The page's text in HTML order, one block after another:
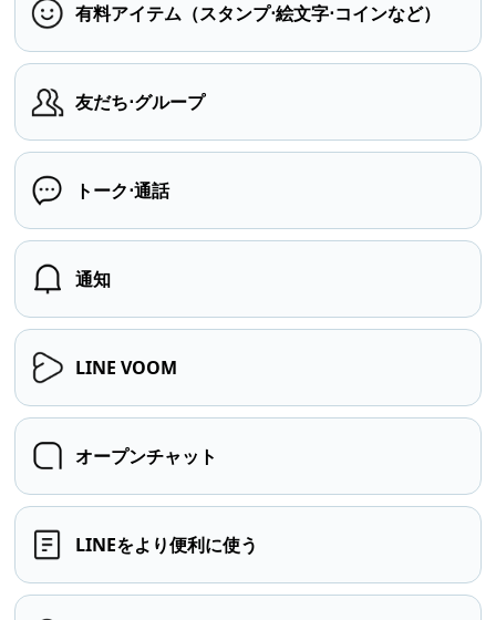
有料アイテム（スタンプ⋅絵文字⋅コインなど）
友だち⋅グループ
トーク⋅通話
通知
LINE VOOM
オープンチャット
LINEをより便利に使う